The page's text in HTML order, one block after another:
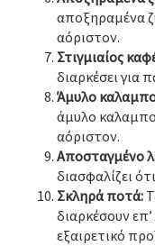
αποξηραμένα
αόριστον.
Στιγμιαίος
διαρκέσει για
Άμυλο
άμυλο
αόριστον.
Αποσταγμένο
διασφαλίζει
Σκληρά ποτά:
διαρκέσουν
εξαιρετικό